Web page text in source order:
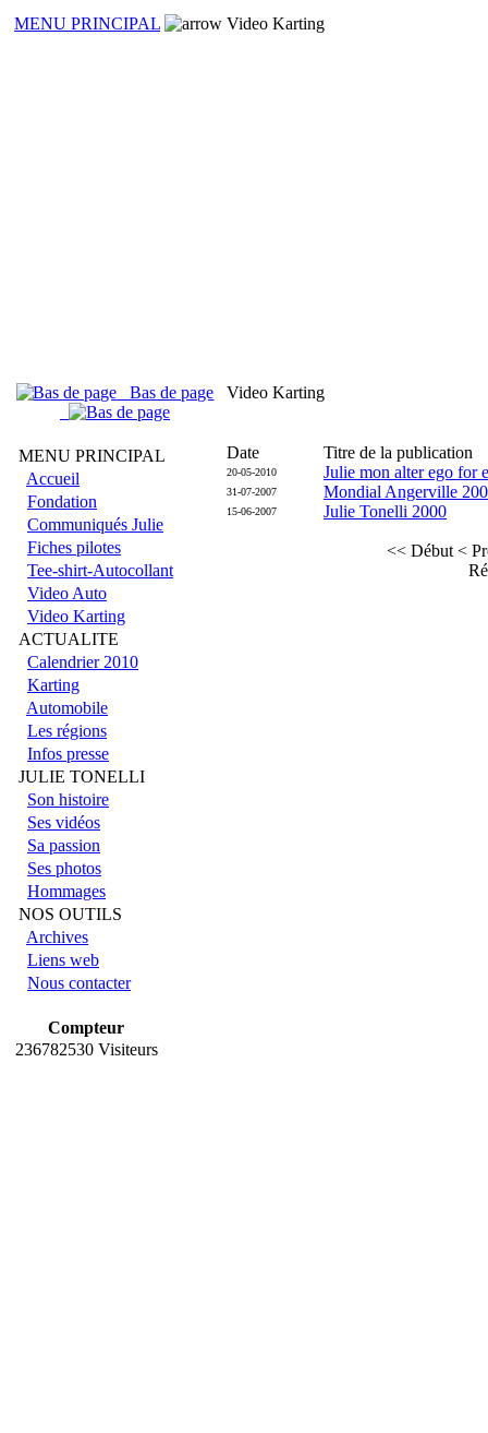
MENU PRINCIPAL Video Karting
Bas de page
MENU PRINCIPAL
Accueil
Fondation
Communiqués Julie
Fiches pilotes
Tee-shirt-Autocollant
Video Auto
Video Karting
ACTUALITE
Calendrier 2010
Karting
Automobile
Les régions
Infos presse
JULIE TONELLI
Son histoire
Ses vidéos
Sa passion
Ses photos
Hommages
NOS OUTILS
Archives
Liens web
Nous contacter
Compteur
236782530 Visiteurs
Video Karting
Date Titre de la publication
20-05-2010 Julie mon alter ego for
31-07-2007 Mondial Angerville
15-06-2007 Julie Tonelli 2000
<< Début <